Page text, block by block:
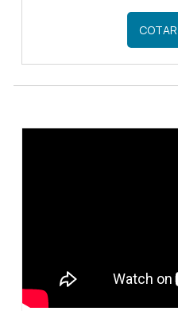
procurados no
benefícios de investir
se adequa com o
precisa ser